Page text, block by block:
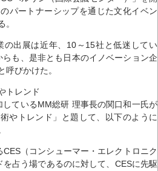
パートナーシップを通じた文化イベン
。
出展は近年、10～15社と低迷してい
も、是非とも日本のイノベーション企
呼びかけた。
トレンド
ているMM総研 理事長の関口和一氏が
やトレンド」と題して、以下のように
（コンシューマー・エレクトロニク
占う場であるのに対して、CESに先駆